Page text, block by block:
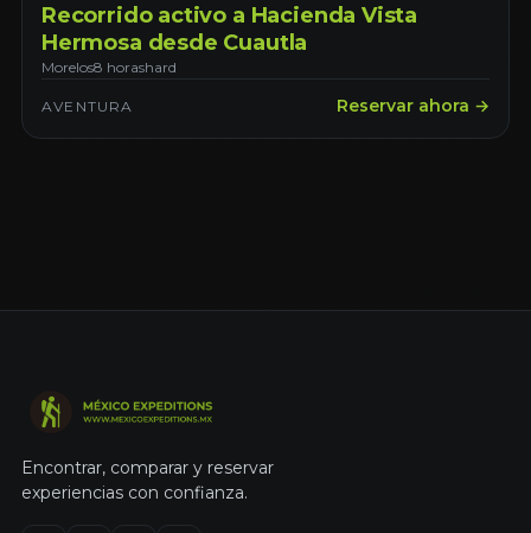
Recorrido activo a Hacienda Vista
Hermosa desde Cuautla
Morelos8 horashard
AVENTURA Reservar ahora →
Encontrar, comparar y reservar
experiencias con confianza.